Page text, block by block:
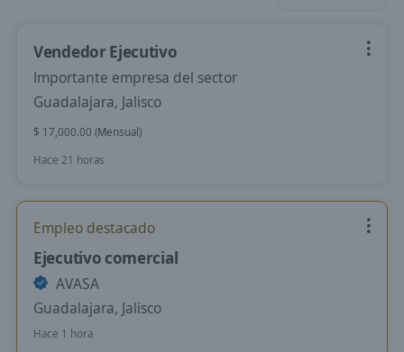
Vendedor Ejecutivo
Importante empresa del sector
Guadalajara, Jalisco
$ 17,000.00 (Mensual)
Hace 21 horas
Empleo destacado
Ejecutivo comercial
AVASA
Guadalajara, Jalisco
Hace 1 hora